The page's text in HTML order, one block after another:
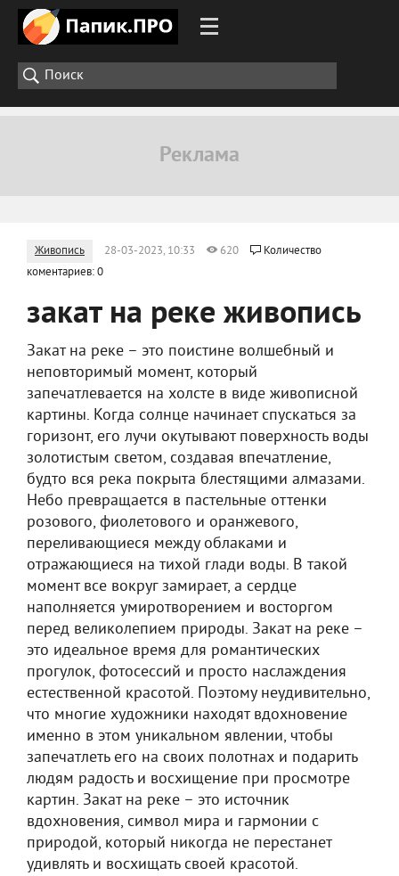
Живопись 28-03-2023, 10:33 620
Количество
коментариев: 0
закат на реке живопись
Закат на реке – это поистине волшебный и
неповторимый момент, который
запечатлевается на холсте в виде живописной
картины. Когда солнце начинает спускаться за
горизонт, его лучи окутывают поверхность воды
золотистым светом, создавая впечатление,
будто вся река покрыта блестящими алмазами.
Небо превращается в пастельные оттенки
розового, фиолетового и оранжевого,
переливающиеся между облаками и
отражающиеся на тихой глади воды. В такой
момент все вокруг замирает, а сердце
наполняется умиротворением и восторгом
перед великолепием природы. Закат на реке –
это идеальное время для романтических
прогулок, фотосессий и просто наслаждения
естественной красотой. Поэтому неудивительно,
что многие художники находят вдохновение
именно в этом уникальном явлении, чтобы
запечатлеть его на своих полотнах и подарить
людям радость и восхищение при просмотре
картин. Закат на реке – это источник
вдохновения, символ мира и гармонии с
природой, который никогда не перестанет
удивлять и восхищать своей красотой.